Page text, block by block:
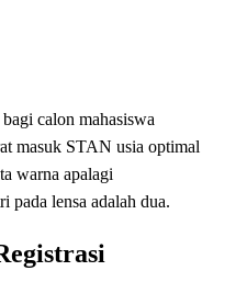
calon mahasiswa
masuk STAN usia optimal
warna apalagi
pada lensa adalah dua.